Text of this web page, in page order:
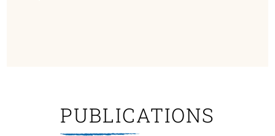
PUBLICATIONS